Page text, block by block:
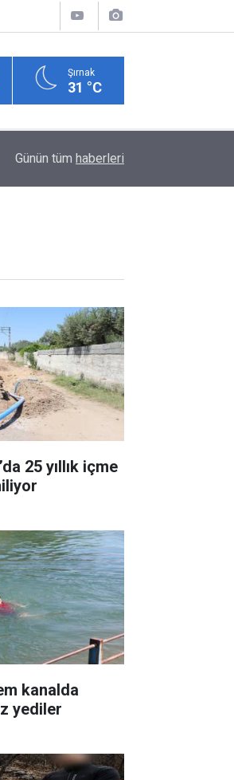
Şırnak
31 °C
İsyan Etti
Günün tüm haberleri
25 yıllık içme
kanalda
yediler